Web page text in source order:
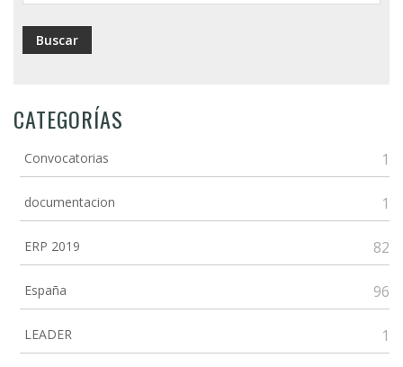
CATEGORÍAS
Convocatorias 1
documentacion 1
ERP 2019 82
España 96
LEADER 1